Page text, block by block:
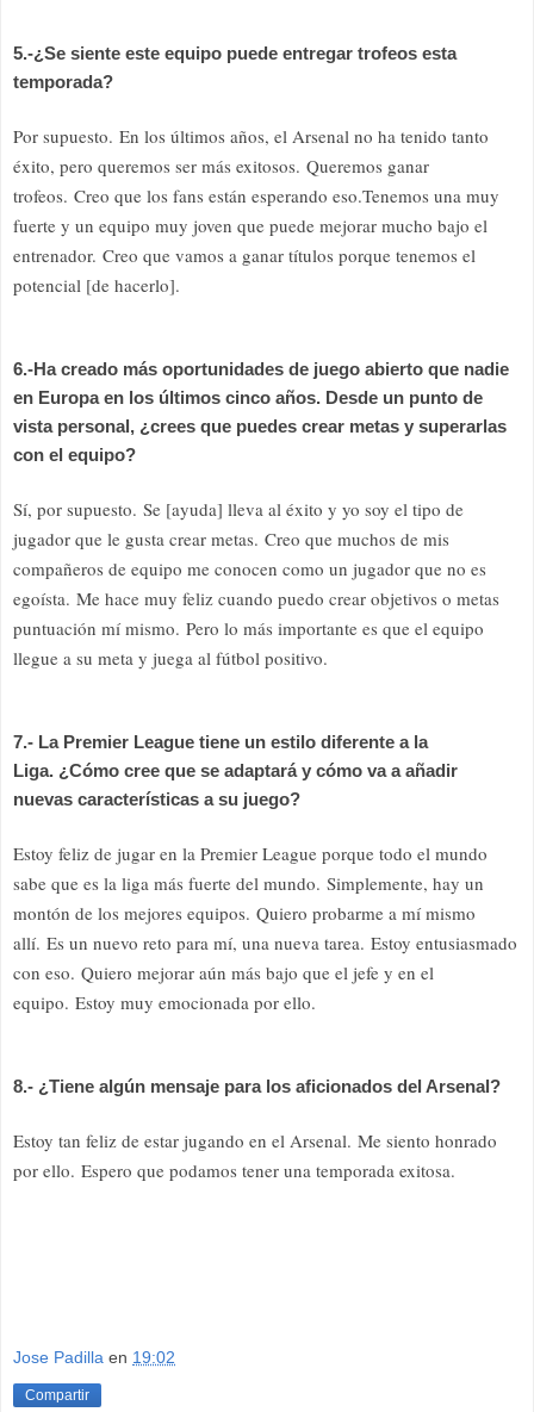
5.-¿Se siente este equipo puede entregar trofeos esta
temporada?
Por supuesto. En los últimos años, el Arsenal no ha tenido tanto
éxito, pero queremos ser más exitosos. Queremos ganar
trofeos. Creo que los fans están esperando eso.Tenemos una muy
fuerte y un equipo muy joven que puede mejorar mucho bajo el
entrenador. Creo que vamos a ganar títulos porque tenemos el
potencial [de hacerlo].
6.-Ha creado más oportunidades de juego abierto que nadie
en Europa en los últimos cinco años. Desde un punto de
vista personal, ¿crees que puedes crear metas y superarlas
con el equipo?
Sí, por supuesto. Se [ayuda] lleva al éxito y yo soy el tipo de
jugador que le gusta crear metas. Creo que muchos de mis
compañeros de equipo me conocen como un jugador que no es
egoísta. Me hace muy feliz cuando puedo crear objetivos o metas
puntuación mí mismo. Pero lo más importante es que el equipo
llegue a su meta y juega al fútbol positivo.
7.- La Premier League tiene un estilo diferente a la
Liga. ¿Cómo cree que se adaptará y cómo va a añadir
nuevas características a su juego?
Estoy feliz de jugar en la Premier League porque todo el mundo
sabe que es la liga más fuerte del mundo. Simplemente, hay un
montón de los mejores equipos. Quiero probarme a mí mismo
allí. Es un nuevo reto para mí, una nueva tarea. Estoy entusiasmado
con eso. Quiero mejorar aún más bajo que el jefe y en el
equipo. Estoy muy emocionada por ello.
8.- ¿Tiene algún mensaje para los aficionados del Arsenal?
Estoy tan feliz de estar jugando en el Arsenal. Me siento honrado
por ello. Espero que podamos tener una temporada exitosa.
Jose Padilla en 19:02
Compartir